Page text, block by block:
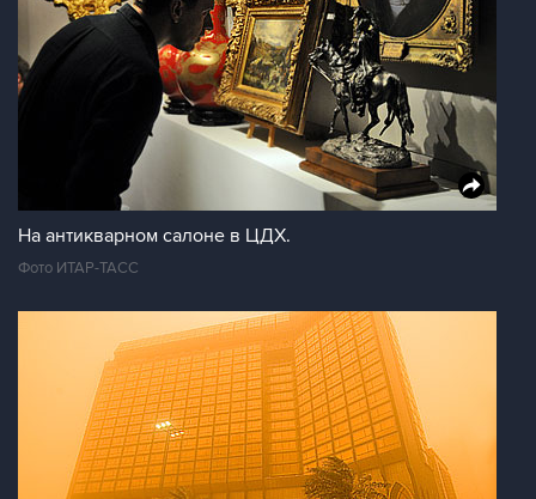
На антикварном салоне в ЦДХ.
Фото ИТАР-ТАСС